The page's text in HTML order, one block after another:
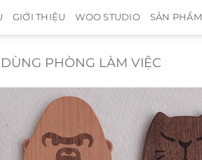
GIỚI THIỆU WOO STUDIO SẢN PHẨM
PHÒNG LÀM VIỆC